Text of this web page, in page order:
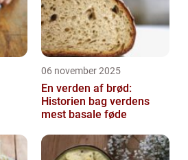
06 november 2025
En verden af brød:
Historien bag verdens
mest basale føde